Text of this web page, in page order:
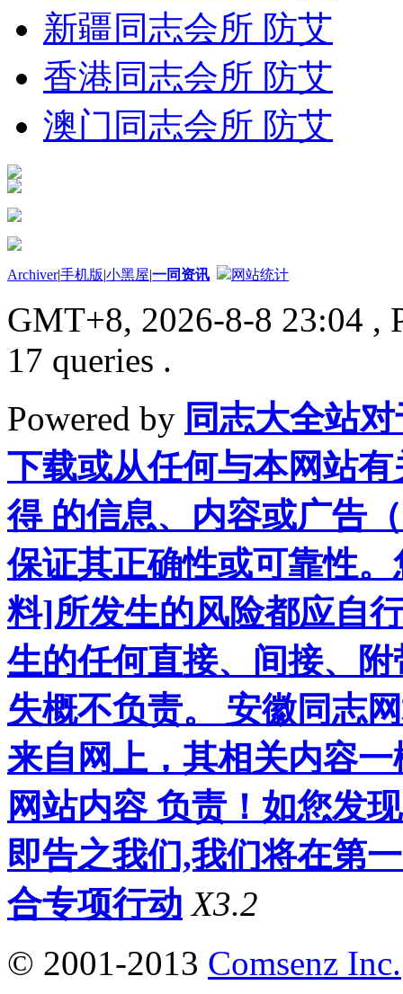
新疆同志会所 防艾
香港同志会所 防艾
澳门同志会所 防艾
Archiver|手机版|小黑屋|一同资讯 网站统计
GMT+8, 2026-8-8 23:04 ,
17 queries .
Powered by 同志大全站
下载或从任何与本网站
得 的信息、内容或广告
保证其正确性或可靠性
料]所发生的风险都应自
生的任何直接、间接、
失概不负责。 安徽同志
来自网上，其相关内容
网站内容 负责！如您发
即告之我们,我们将在第
合专项行动 X3.2
© 2001-2013 Comsenz Inc.